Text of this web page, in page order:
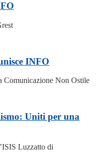
INFO
Comunicazione Non Ostile
Uniti per una
Luzzatto di